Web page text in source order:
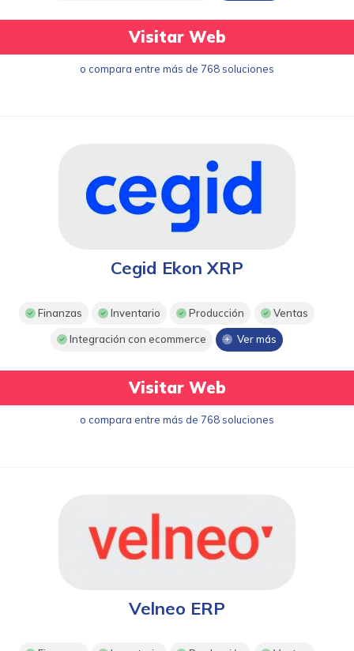
Visitar Web
o compara entre más de 768 soluciones
Cegid Ekon XRP
Finanzas Inventario Producción Ventas
Integración con ecommerce Ver más
Visitar Web
o compara entre más de 768 soluciones
Velneo ERP